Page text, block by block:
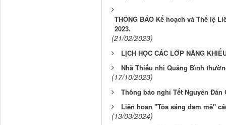
THÔNG BÁO Kế hoạch và Thể lệ
2023.
(21/02/2023)
LỊCH HỌC CÁC LỚP NĂNG
Nhà Thiếu nhi Quảng Bình
(17/10/2023)
Thông báo nghỉ Tết Nguyên Đán
Liên hoan "Tỏa sáng đam mê"
(13/03/2024)